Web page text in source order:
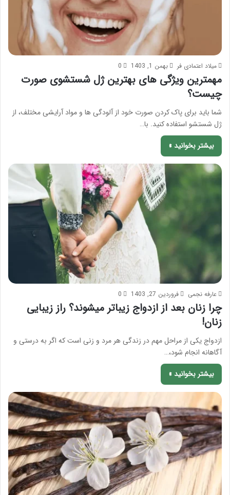
میلاد اعتمادی فر بهمن 1, 1403 0
مهمترین ویژگی های بهترین ژل شستشوی صورت
چیست؟
شما باید برای پاک کردن صورت خود از آلودگی ها و مواد آرایشی مختلف، از
ژل شستشو استفاده کنید. با…
بیشتر بخوانید »
عارفه نجمی فروردین 27, 1403 0
چرا زنان بعد از ازدواج زیباتر میشوند؟ راز زیبایی
زنان!
ازدواج یکی از مراحل مهم در زندگی هر مرد و زنی است که اگر به درستی و
آگاهانه انجام شود،…
بیشتر بخوانید »